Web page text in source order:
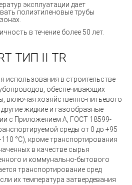
эксплуатации дает
полиэтиленовые трубы
в течение более 50 лет.
ТИП II TR
использования в строительстве
обеспечивающих
включая хозяйственно-питьевого
жидкие и газообразные
с Приложением А, ГОСТ 18599-
среды от 0 до +95
°С), кроме транспортирования
в качестве сырья
и коммунально-бытового
транспортирование сред
их температура затвердевания